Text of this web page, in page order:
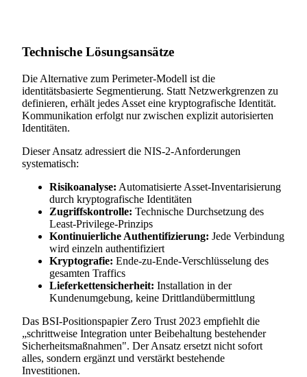
Technische Lösungsansätze
Die Alternative zum Perimeter-Modell ist die
identitätsbasierte Segmentierung. Statt Netzwerkgrenzen zu
definieren, erhält jedes Asset eine kryptografische Identität.
Kommunikation erfolgt nur zwischen explizit autorisierten
Identitäten.
Dieser Ansatz adressiert die NIS-2-Anforderungen
systematisch:
Risikoanalyse: Automatisierte Asset-Inventarisierung
durch kryptografische Identitäten
Zugriffskontrolle: Technische Durchsetzung des
Least-Privilege-Prinzips
Kontinuierliche Authentifizierung: Jede Verbindung
wird einzeln authentifiziert
Kryptografie: Ende-zu-Ende-Verschlüsselung des
gesamten Traffics
Lieferkettensicherheit: Installation in der
Kundenumgebung, keine Drittlandübermittlung
Das BSI-Positionspapier Zero Trust 2023 empfiehlt die
„schrittweise Integration unter Beibehaltung bestehender
Sicherheitsmaßnahmen". Der Ansatz ersetzt nicht sofort
alles, sondern ergänzt und verstärkt bestehende
Investitionen.